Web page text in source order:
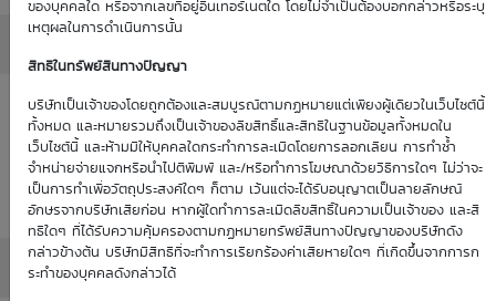
ของบุคคลใด หรือจากเลขที่อยู่อินเทอร์เนตใด โดยไม่จำเป็นต้องบอกกล่าวหรือระบุ
เหตุผลในการดำเนินการนั้น
สิทธิในทรัพย์สินทางปัญญา
บริษัทเป็นเจ้าของโดยถูกต้องและสมบูรณ์ตามกฏหมายแต่เพียงผู้เดียวในเว็บไซต์นี้
ทั้งหมด และหมายรวมถึงเป็นเจ้าของลิขสิทธิ์และสิทธิในฐานข้อมูลทั้งหมดใน
เว็บไซต์นี้ และห้ามมิให้บุคคลใดกระทำการละเมิดโดยการลอกเลียน การทำซ้ำ
จำหน่ายจ่ายแจกหรือนำไปตีพิมพ์ และ/หรือทำการโฆษณาด้วยวิธีการใดๆ ไม่ว่าจะ
เป็นการทำเพื่อวัตถุประสงค์ใดๆ ก็ตาม เว้นแต่จะได้รับอนุญาตเป็นลายลักษณ์
อักษรจากบริษัทเสียก่อน หากผู้ใดทำการละเมิดลิขสิทธิ์ในความเป็นเจ้าของ และสิ
ทธิใดๆ ที่ได้รับความคุ้มครองตามกฏหมายทรัพย์สินทางปัญญาของบริษัทดัง
กล่าวข้างต้น บริษัทมีสิทธิที่จะทำการเรียกร้องค่าเสียหายใดๆ ที่เกิดขึ้นจากการก
ระทำของบุคคลดังกล่าวได้
Implied Volatility
Historical
Volatility
: 0.00%(as of 1
Jan 70)
:
0.00%
(as of 1
Jan 70)
Moneyness
: ATM / 0.00%